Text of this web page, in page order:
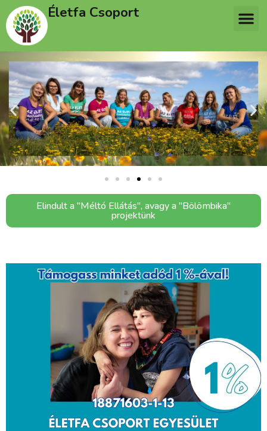
Életfa Csoport
Elindult a "Méltó Ellátás", avagy a "Bölömbika"
projektünk